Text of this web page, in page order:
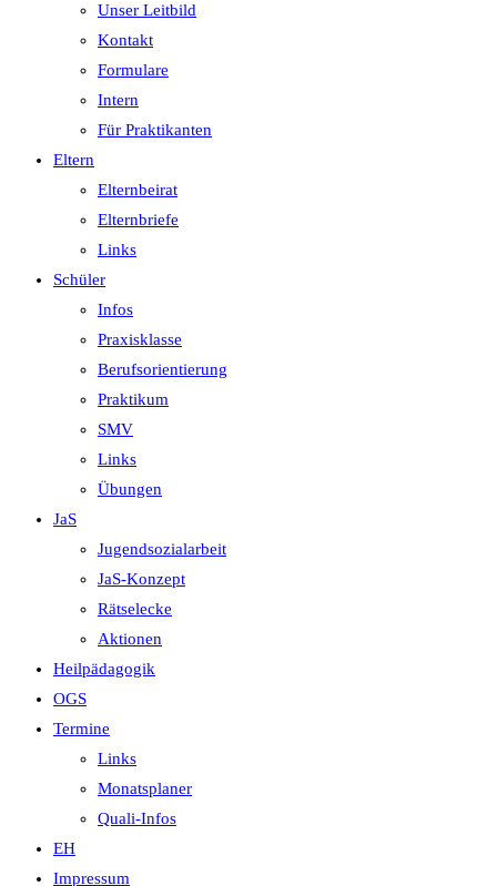
Unser Leitbild
Kontakt
Formulare
Intern
Für Praktikanten
Eltern
Elternbeirat
Elternbriefe
Links
Schüler
Infos
Praxisklasse
Berufsorientierung
Praktikum
SMV
Links
Übungen
JaS
Jugendsozialarbeit
JaS-Konzept
Rätselecke
Aktionen
Heilpädagogik
OGS
Termine
Links
Monatsplaner
Quali-Infos
EH
Impressum